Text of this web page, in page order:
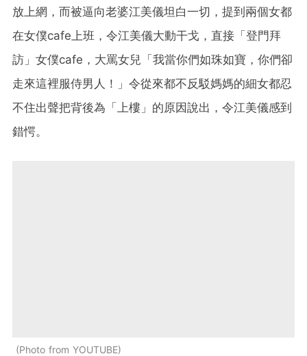
放上網，而被逼向老婆江美儀坦白一切，提到兩個女都
在女僕cafe上班，令江美儀大動干戈，直接「登門拜
訪」女僕cafe，大罵女兒「我當你們如珠如寶，你們卻
走來這裡服侍男人！」令從來都不反駁媽媽的細女都忍
不住出聲把背後為「上樓」的原因說出，令江美儀感到
錯愕。
Photo from YOUTUBE